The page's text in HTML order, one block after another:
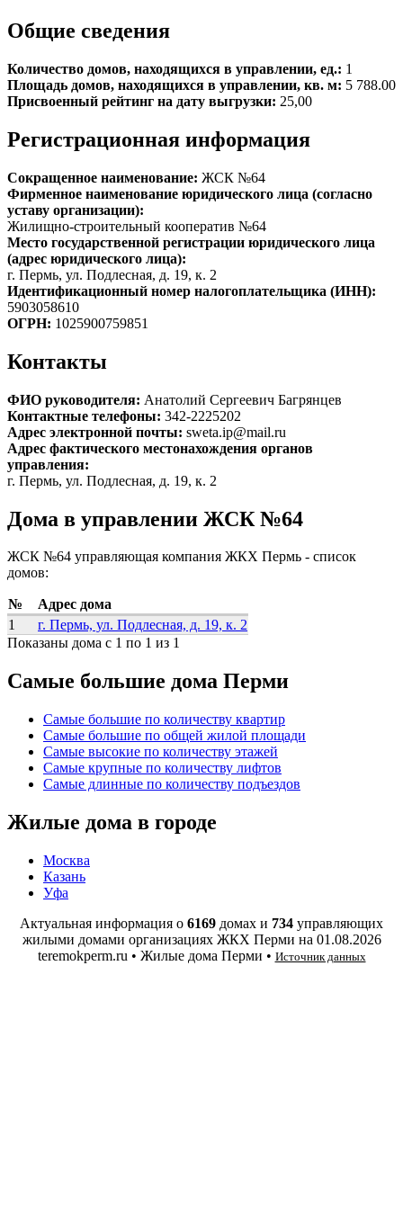
Общие сведения
Количество домов, находящихся в управлении, ед.: 1
Площадь домов, находящихся в управлении, кв. м: 5 788.00
Присвоенный рейтинг на дату выгрузки: 25,00
Регистрационная информация
Сокращенное наименование: ЖСК №64
Фирменное наименование юридического лица (согласно
уставу организации):
Жилищно-строительный кооператив №64
Место государственной регистрации юридического лица
(адрес юридического лица):
г. Пермь, ул. Подлесная, д. 19, к. 2
Идентификационный номер налогоплательщика (ИНН):
5903058610
ОГРН: 1025900759851
Контакты
ФИО руководителя: Анатолий Сергеевич Багрянцев
Контактные телефоны: 342-2225202
Адрес электронной почты: sweta.ip@mail.ru
Адрес фактического местонахождения органов
управления:
г. Пермь, ул. Подлесная, д. 19, к. 2
Дома в управлении ЖСК №64
ЖСК №64 управляющая компания ЖКХ Пермь - список
домов:
№
Адрес дома
1
г. Пермь, ул. Подлесная, д. 19, к. 2
Показаны дома с 1 по 1 из 1
Самые большие дома Перми
Самые большие по количеству квартир
Самые большие по общей жилой площади
Самые высокие по количеству этажей
Самые крупные по количеству лифтов
Самые длинные по количеству подъездов
Жилые дома в городе
Москва
Казань
Уфа
Актуальная информация о 6169 домах и 734 управляющих
жилыми домами организациях ЖКХ Перми на 01.08.2026
teremokperm.ru • Жилые дома Перми • Источник данных